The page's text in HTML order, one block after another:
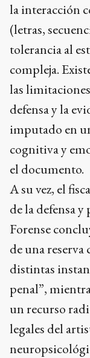
la interacción
(letras,
tolerancia al
compleja.
las
defensa y la
imputado en
cognitiva y
el documento.
A su vez, el
de la defensa
Forense
de una
distintas
penal”,
un recurso
legales del